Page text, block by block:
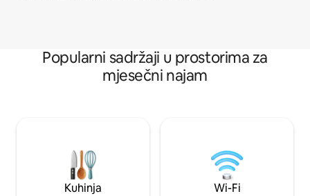
Popularni sadržaji u prostorima za
mjesečni najam
Kuhinja Wi-Fi